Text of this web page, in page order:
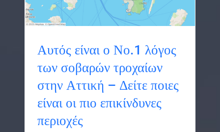
Αυτός είναι ο Νο.1 λόγος
των σοβαρών τροχαίων
στην Αττική – Δείτε ποιες
είναι οι πιο επικίνδυνες
περιοχές